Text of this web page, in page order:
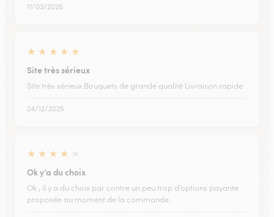
11/03/2026
★ ★ ★ ★ ★
Site très sérieux
Site très sérieux Bouquets de grande qualité Livraison rapide
24/12/2025
★ ★ ★ ★
Ok y’a du choix
Ok , il y a du choix par contre un peu trop d’options payante
proposée au moment de la commande .